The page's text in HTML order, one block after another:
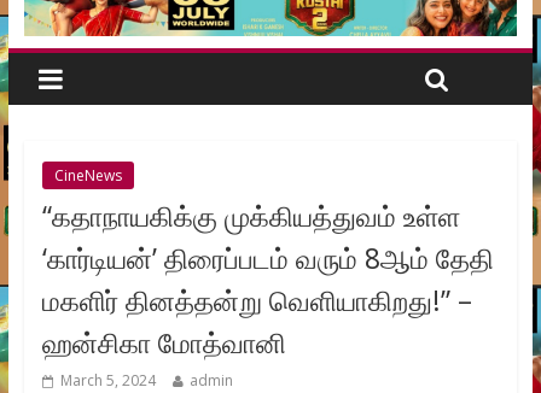
CineNews
“கதாநாயகிக்கு முக்கியத்துவம் உள்ள
‘கார்டியன்’ திரைப்படம் வரும் 8ஆம் தேதி
மகளிர் தினத்தன்று வெளியாகிறது!” –
ஹன்சிகா மோத்வானி
March 5, 2024 admin